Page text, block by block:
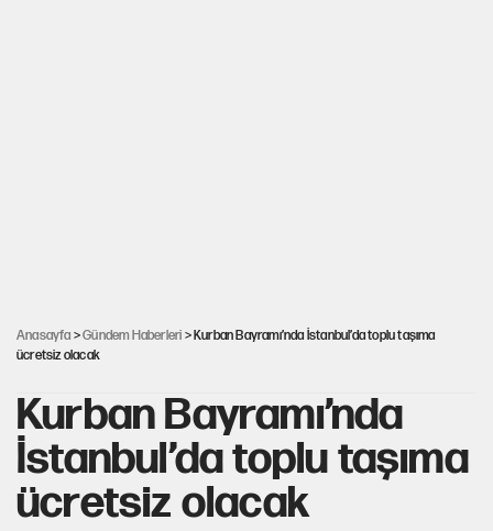
Anasayfa >Gündem Haberleri > Kurban Bayramı’nda İstanbul’da toplu taşıma
ücretsiz olacak
Kurban Bayramı’nda
İstanbul’da toplu taşıma
ücretsiz olacak